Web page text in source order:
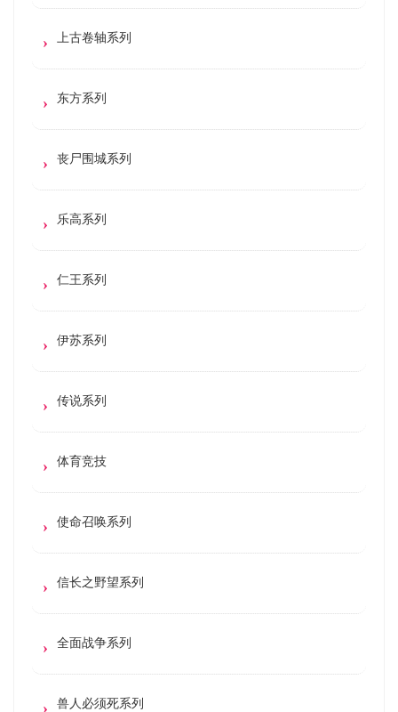
上古卷轴系列
东方系列
丧尸围城系列
乐高系列
仁王系列
伊苏系列
传说系列
体育竞技
使命召唤系列
信长之野望系列
全面战争系列
兽人必须死系列